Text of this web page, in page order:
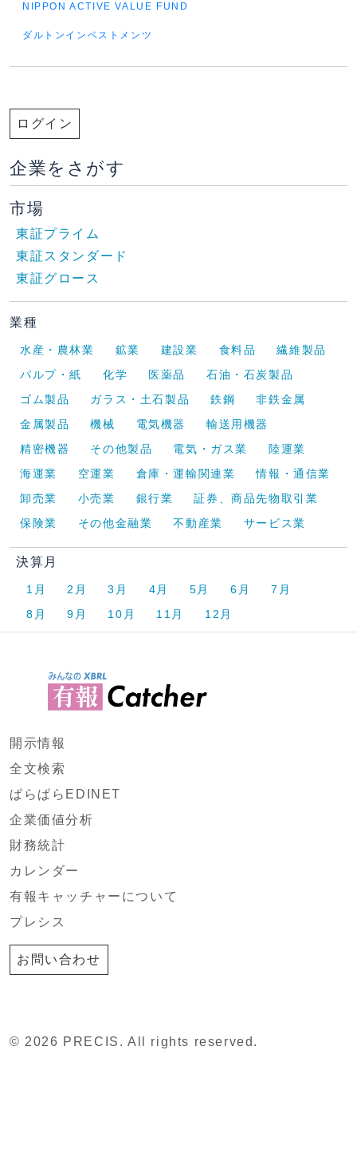
NIPPON ACTIVE VALUE FUND
ダルトンインベストメンツ
ログイン
企業をさがす
市場
東証プライム
東証スタンダード
東証グロース
業種
水産・農林業 鉱業 建設業 食料品
繊維製品
パルプ・紙
化学 医薬品
石油・石炭製品
ゴム製品
ガラス・土石製品 鉄鋼
非鉄金属
金属製品
機械 電気機器
輸送用機器
精密機器
その他製品 電気・ガス業
陸運業
海運業
空運業 倉庫・運輸関連業
情報・通信業
卸売業
小売業 銀行業
証券、商品先物取引業
保険業
その他金融業 不動産業 サービス業
決算月
1月 2月 3月 4月 5月 6月
7月
8月
9月 10月 11月 12月
開示情報
全文検索
ぱらぱらEDINET
企業価値分析
財務統計
カレンダー
有報キャッチャーについて
プレシス
お問い合わせ
© 2026 PRECIS. All rights reserved.